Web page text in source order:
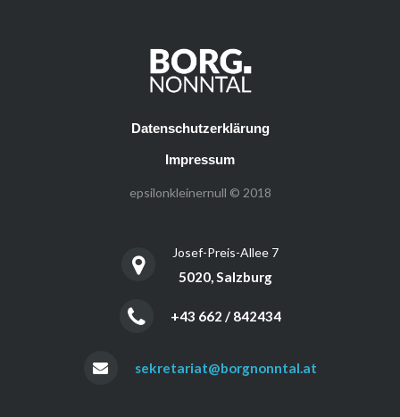
Datenschutzerklärung
Impressum
epsilonkleinernull © 2018
Josef-Preis-Allee 7
5020, Salzburg
+43 662 / 842434
sekretariat@borgnonntal.at